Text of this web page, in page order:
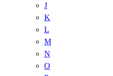
J
K
L
M
N
O